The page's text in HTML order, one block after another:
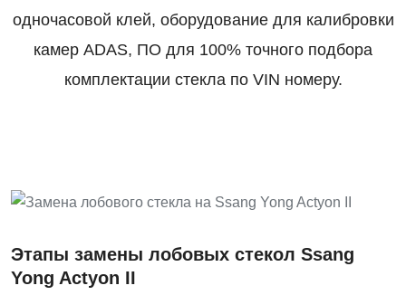
одночасовой клей, оборудование для калибровки
камер ADAS, ПО для 100% точного подбора
комплектации стекла по VIN номеру.
Этапы замены лобовых стекол Ssang
Yong Actyon II